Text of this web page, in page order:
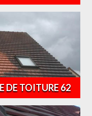
DE TOITURE 62